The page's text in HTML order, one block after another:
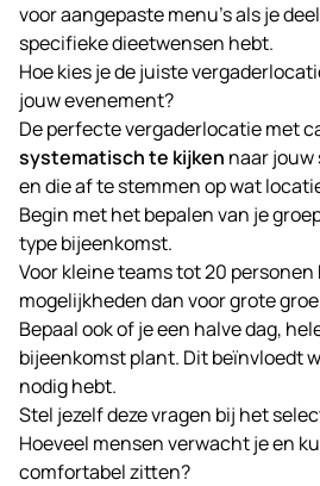
voor aangepaste menu’s als je
specifieke dieetwensen hebt.
Hoe kies je de juiste
jouw evenement?
De perfecte vergaderlocatie met
systematisch te kijken naar
en die af te stemmen op wat
Begin met het bepalen van je
type bijeenkomst.
Voor kleine teams tot 20 personen
mogelijkheden dan voor grote
Bepaal ook of je een halve dag,
bijeenkomst plant. Dit beïnvloedt
nodig hebt.
Stel jezelf deze vragen bij het
Hoeveel mensen verwacht je en
comfortabel zitten?